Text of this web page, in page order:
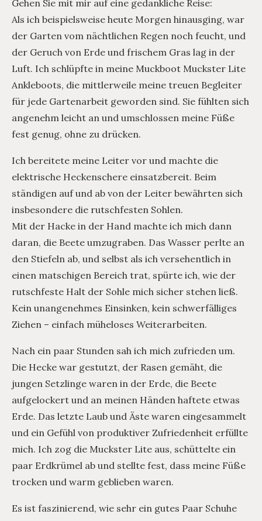
Gehen Sie mit mir auf eine gedankliche Reise:
Als ich beispielsweise heute Morgen hinausging, war
der Garten vom nächtlichen Regen noch feucht, und
der Geruch von Erde und frischem Gras lag in der
Luft. Ich schlüpfte in meine Muckboot Muckster Lite
Ankleboots, die mittlerweile meine treuen Begleiter
für jede Gartenarbeit geworden sind. Sie fühlten sich
angenehm leicht an und umschlossen meine Füße
fest genug, ohne zu drücken.
Ich bereitete meine Leiter vor und machte die
elektrische Heckenschere einsatzbereit. Beim
ständigen auf und ab von der Leiter bewährten sich
insbesondere die rutschfesten Sohlen.
Mit der Hacke in der Hand machte ich mich dann
daran, die Beete umzugraben. Das Wasser perlte an
den Stiefeln ab, und selbst als ich versehentlich in
einen matschigen Bereich trat, spürte ich, wie der
rutschfeste Halt der Sohle mich sicher stehen ließ.
Kein unangenehmes Einsinken, kein schwerfälliges
Ziehen – einfach müheloses Weiterarbeiten.
Nach ein paar Stunden sah ich mich zufrieden um.
Die Hecke war gestutzt, der Rasen gemäht, die
jungen Setzlinge waren in der Erde, die Beete
aufgelockert und an meinen Händen haftete etwas
Erde. Das letzte Laub und Äste waren eingesammelt
und ein Gefühl von produktiver Zufriedenheit erfüllte
mich. Ich zog die Muckster Lite aus, schüttelte ein
paar Erdkrümel ab und stellte fest, dass meine Füße
trocken und warm geblieben waren.
Es ist faszinierend, wie sehr ein gutes Paar Schuhe